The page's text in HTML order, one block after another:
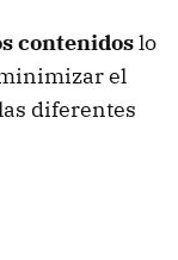
contenidoslo
el
diferentes